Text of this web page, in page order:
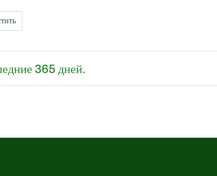
365 дней.